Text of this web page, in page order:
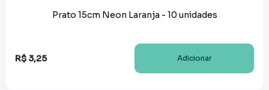
Prato 15cm Neon Laranja - 10 unidades
R$ 3,25 Adicionar